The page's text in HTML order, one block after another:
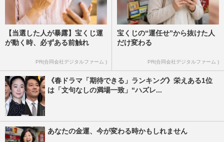
【当選した人が暴露】宝くじ運
が動く時、必ずある前触れ
PR(合同会社デジタルファーム )
宝くじの“運任せ”から抜けた人
だけ変わる
PR(合同会社デジタルファーム )
《春ドラマ「期待できる」ランキング》栄えある1位
は「文句なしの満場一致」“ハズレ...
あなたの金運、今が変わる時かもしれません